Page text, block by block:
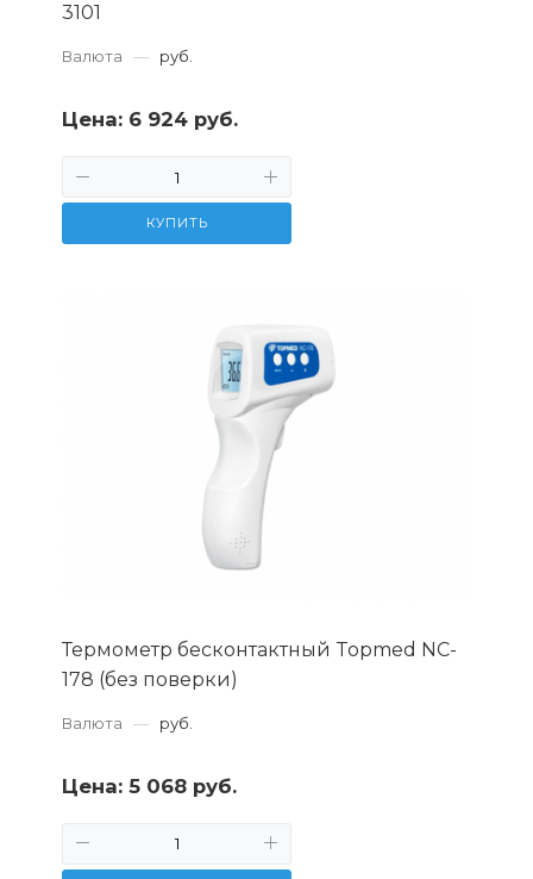
3101
Валюта — руб.
Цена: 6 924 руб.
КУПИТЬ
Термометр бесконтактный Topmed NC-
178 (без поверки)
Валюта — руб.
Цена: 5 068 руб.